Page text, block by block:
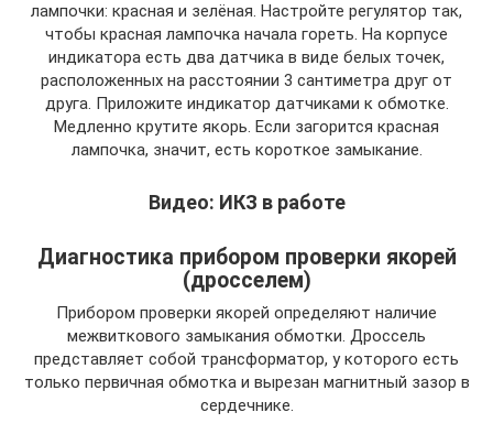
лампочки: красная и зелёная. Настройте регулятор так,
чтобы красная лампочка начала гореть. На корпусе
индикатора есть два датчика в виде белых точек,
расположенных на расстоянии 3 сантиметра друг от
друга. Приложите индикатор датчиками к обмотке.
Медленно крутите якорь. Если загорится красная
лампочка, значит, есть короткое замыкание.
Видео: ИКЗ в работе
Диагностика прибором проверки якорей
(дросселем)
Прибором проверки якорей определяют наличие
межвиткового замыкания обмотки. Дроссель
представляет собой трансформатор, у которого есть
только первичная обмотка и вырезан магнитный зазор в
сердечнике.